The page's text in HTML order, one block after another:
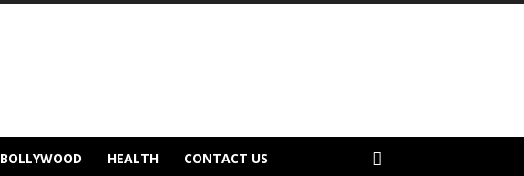
BOLLYWOOD HEALTH CONTACT US